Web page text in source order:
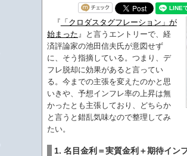
『 「クロダスタグフレーション」が
始まった』と言うエントリーで、経
済評論家の池田信夫氏が意図せず
に、そう指摘している。つまり、デ
フレ脱却に効果があると言ってい
る。今までの主張を変えたのかと思
いきや、予想インフレ率の上昇は無
かったとも主張しており、どちらか
と言うと錯乱気味なので整理してみ
たい。
1. 名目金利＝実質金利＋期待イン